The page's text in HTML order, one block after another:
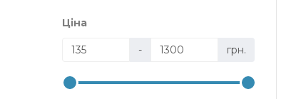
Ціна
- грн.